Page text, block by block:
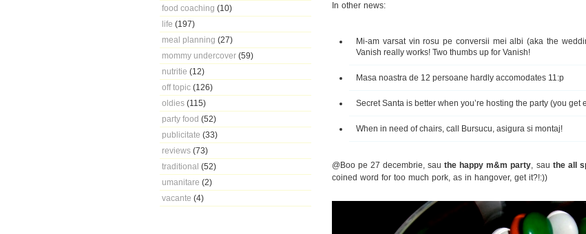
food coaching (10)
life (197)
meal planning (27)
mommy undercover (59)
nutritie (12)
off topic (126)
oldies (115)
party food (52)
publicitate (33)
reviews (73)
traditional (52)
umanitare (2)
vacante (4)
In other news:
Mi-am varsat vin rosu pe conversii mei albi (aka the
Vanish really works! Two thumbs up for Vanish!
Masa noastra de 12 persoane hardly accomodates 11:p
Secret Santa is better when you’re hosting the party (you get
When in need of chairs, call Bursucu, asigura si montaj!
@Boo pe 27 decembrie, sauthe happy m&m party , sau the all
coined word for too much pork, as in hangover, get it?!:))